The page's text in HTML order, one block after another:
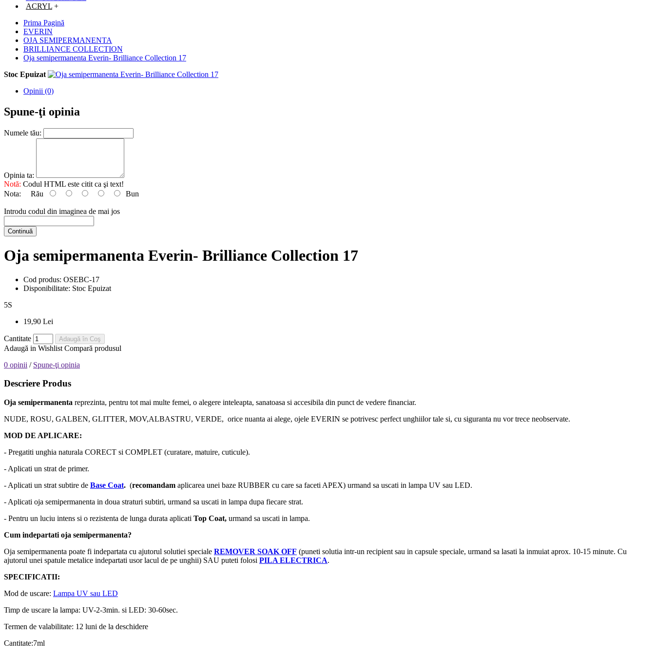
ACRYL +
Prima Pagină
EVERIN
OJA SEMIPERMANENTA
BRILLIANCE COLLECTION
Oja semipermanenta Everin- Brilliance Collection 17
Stoc Epuizat
Opinii (0)
Spune-ţi opinia
Numele tău:
Opinia ta:
Notă: Codul HTML este citit ca şi text!
Nota: Rău Bun
Introdu codul din imaginea de mai jos
Continuă
Oja semipermanenta Everin- Brilliance Collection 17
Cod produs: OSEBC-17
Disponibilitate: Stoc Epuizat
5S
19,90 Lei
Cantitate Adaugă în Coş
Adaugă in Wishlist Compară produsul
0 opinii / Spune-ţi opinia
Descriere Produs
Oja semipermanenta reprezinta, pentru tot mai multe femei, o alegere inteleapta, sanatoasa si accesibila din punct de vedere financiar.
NUDE, ROSU, GALBEN, GLITTER, MOV,ALBASTRU, VERDE, orice nuanta ai alege, ojele EVERIN se potrivesc perfect unghiilor tale si, cu siguranta nu vor trece neobservate.
MOD DE APLICARE:
- Pregatiti unghia naturala CORECT si COMPLET (curatare, matuire, cuticule).
- Aplicati un strat de primer.
- Aplicati un strat subtire de Base Coat. (recomandam aplicarea unei baze RUBBER cu care sa faceti APEX) urmand sa uscati in lampa UV sau LED.
- Aplicati oja semipermanenta in doua straturi subtiri, urmand sa uscati in lampa dupa fiecare strat.
- Pentru un luciu intens si o rezistenta de lunga durata aplicati Top Coat, urmand sa uscati in lampa.
Cum indepartati oja semipermanenta?
Oja semipermanenta poate fi indepartata cu ajutorul solutiei speciale REMOVER SOAK OFF (puneti solutia intr-un recipient sau in capsule speciale, urmand sa lasati la inmuiat aprox. 10-15 minute. Cu
ajutorul unei spatule metalice indepartati usor lacul de pe unghii) SAU puteti folosi PILA ELECTRICA.
SPECIFICATII:
Mod de uscare: Lampa UV sau LED
Timp de uscare la lampa: UV-2-3min. si LED: 30-60sec.
Termen de valabilitate: 12 luni de la deschidere
Cantitate:7ml